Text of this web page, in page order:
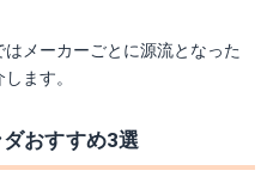
メーカーごとに源流となった
ます。
おすすめ3選